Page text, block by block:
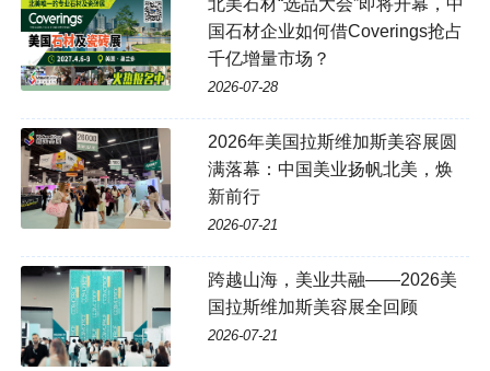
北美石材“选品大会”即将开幕，中
国石材企业如何借Coverings抢占
千亿增量市场？
2026-07-28
2026年美国拉斯维加斯美容展圆
满落幕：中国美业扬帆北美，焕
新前行
2026-07-21
跨越山海，美业共融——2026美
国拉斯维加斯美容展全回顾
2026-07-21